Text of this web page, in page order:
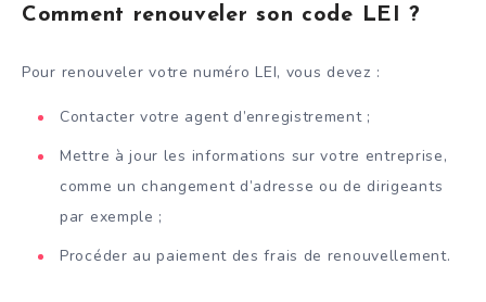
Comment renouveler son code LEI ?
Pour renouveler votre numéro LEI, vous devez :
Contacter votre agent d’enregistrement ;
Mettre à jour les informations sur votre entreprise,
comme un changement d’adresse ou de dirigeants
par exemple ;
Procéder au paiement des frais de renouvellement.